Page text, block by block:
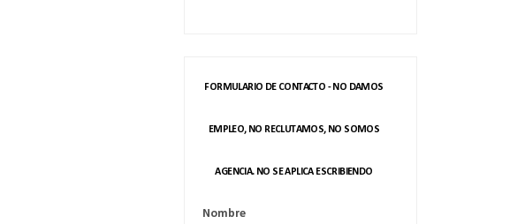
FORMULARIO DE CONTACTO - NO DAMOS
EMPLEO, NO RECLUTAMOS, NO SOMOS
AGENCIA. NO SE APLICA ESCRIBIENDO
Nombre